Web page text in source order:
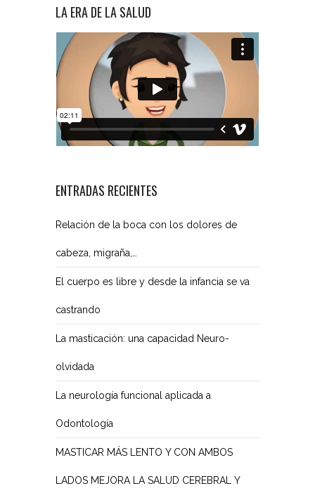
LA ERA DE LA SALUD
ENTRADAS RECIENTES
Relación de la boca con los dolores de
cabeza, migraña,…
El cuerpo es libre y desde la infancia se va
castrando
La masticación: una capacidad Neuro-
olvidada
La neurología funcional aplicada a
Odontología
MASTICAR MÁS LENTO Y CON AMBOS
LADOS MEJORA LA SALUD CEREBRAL Y